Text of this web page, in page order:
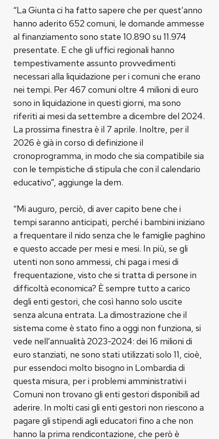
“La Giunta ci ha fatto sapere che per quest’anno
hanno aderito 652 comuni, le domande ammesse
al finanziamento sono state 10.890 su 11.974
presentate. E che gli uffici regionali hanno
tempestivamente assunto provvedimenti
necessari alla liquidazione per i comuni che erano
nei tempi. Per 467 comuni oltre 4 milioni di euro
sono in liquidazione in questi giorni, ma sono
riferiti ai mesi da settembre a dicembre del 2024.
La prossima finestra è il 7 aprile. Inoltre, per il
2026 è già in corso di definizione il
cronoprogramma, in modo che sia compatibile sia
con le tempistiche di stipula che con il calendario
educativo”, aggiunge la dem.
“Mi auguro, perciò, di aver capito bene che i
tempi saranno anticipati, perché i bambini iniziano
a frequentare il nido senza che le famiglie paghino
e questo accade per mesi e mesi. In più, se gli
utenti non sono ammessi, chi paga i mesi di
frequentazione, visto che si tratta di persone in
difficoltà economica? È sempre tutto a carico
degli enti gestori, che così hanno solo uscite
senza alcuna entrata. La dimostrazione che il
sistema come è stato fino a oggi non funziona, si
vede nell’annualità 2023-2024: dei 16 milioni di
euro stanziati, ne sono stati utilizzati solo 11, cioè,
pur essendoci molto bisogno in Lombardia di
questa misura, per i problemi amministrativi i
Comuni non trovano gli enti gestori disponibili ad
aderire. In molti casi gli enti gestori non riescono a
pagare gli stipendi agli educatori fino a che non
hanno la prima rendicontazione, che però è